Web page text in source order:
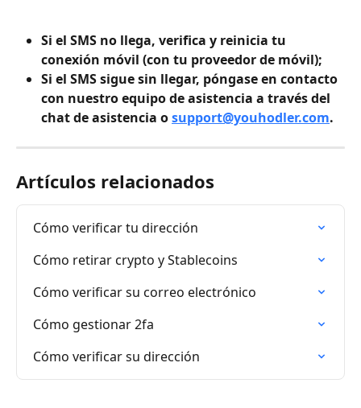
Si el SMS no llega, verifica y reinicia tu
conexión móvil (con tu proveedor de móvil);
Si el SMS sigue sin llegar, póngase en contacto
con nuestro equipo de asistencia a través del
chat de asistencia o support@youhodler.com.
Artículos relacionados
Cómo verificar tu dirección
Cómo retirar crypto y Stablecoins
Cómo verificar su correo electrónico
Cómo gestionar 2fa
Cómo verificar su dirección